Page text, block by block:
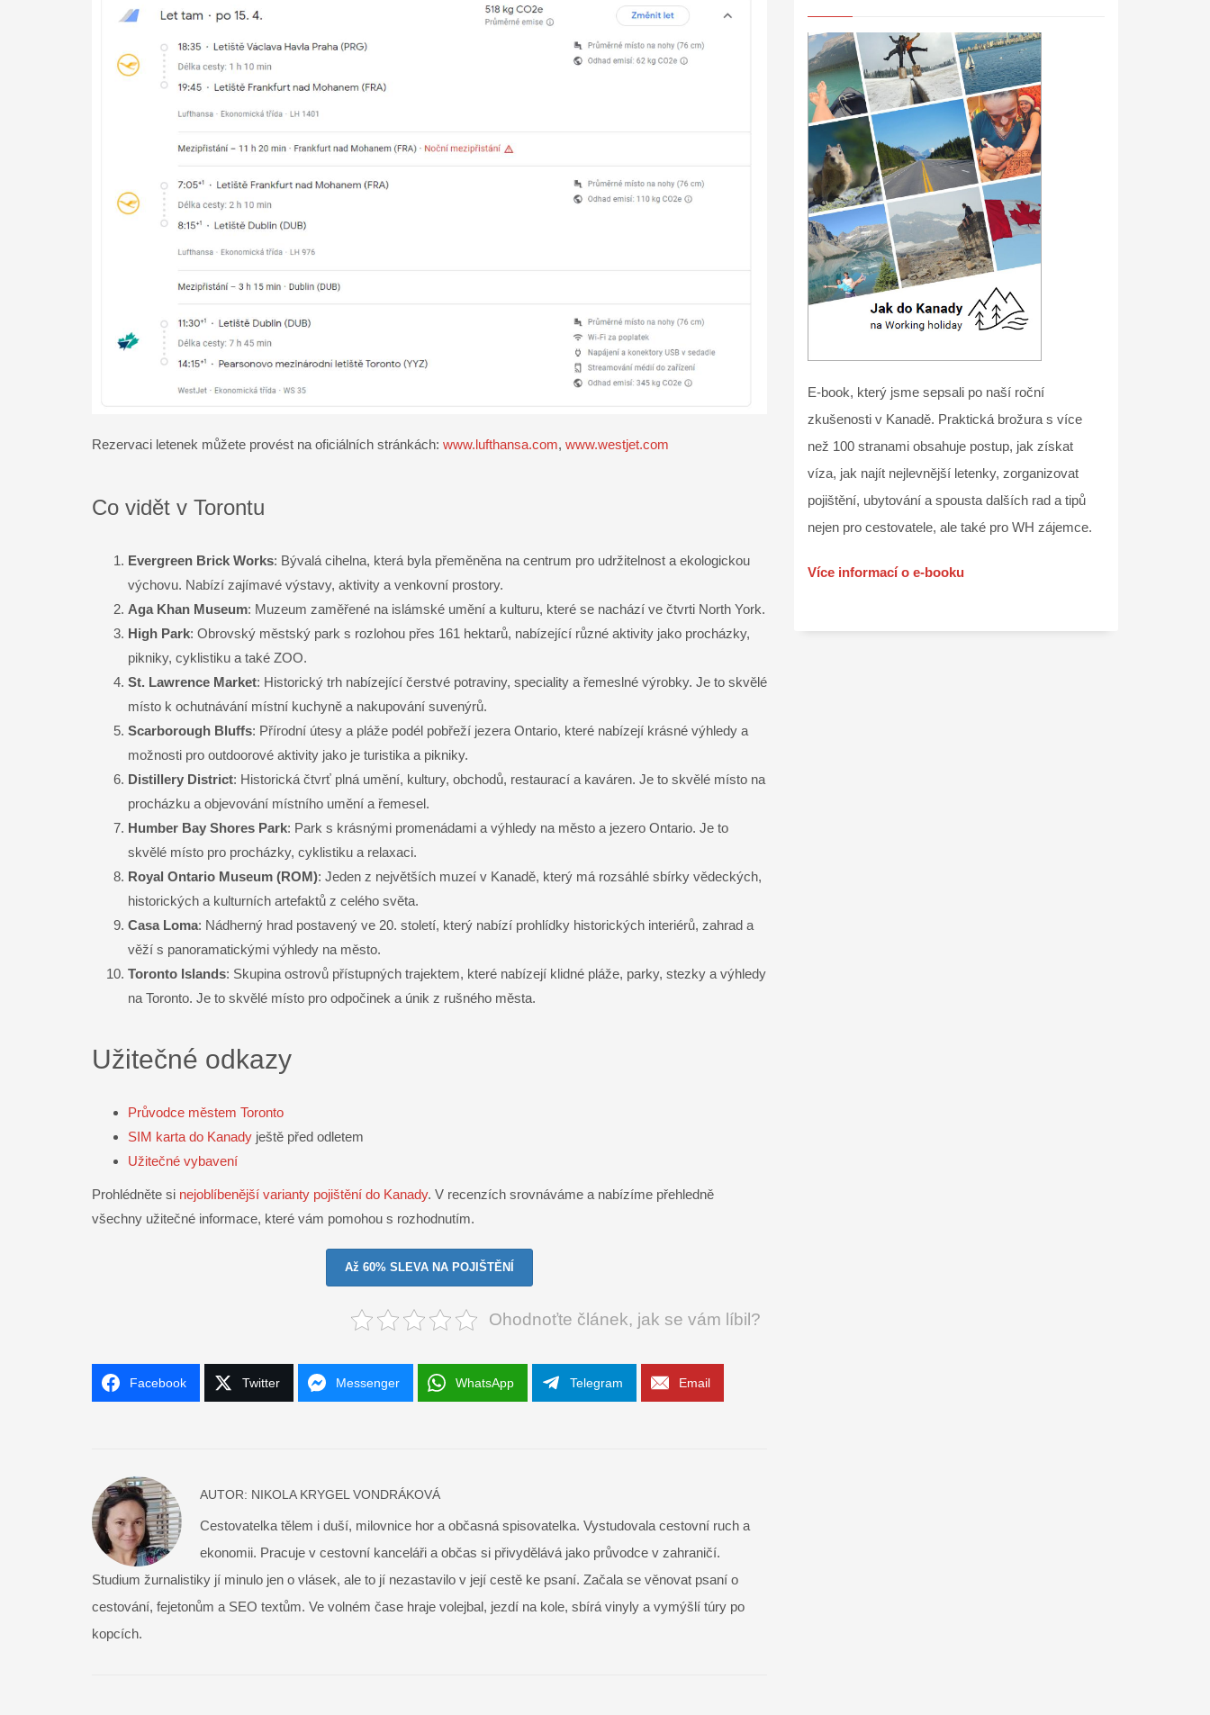
Rezervaci letenek můžete provést na oficiálních stránkách: www.lufthansa.com, www.westjet.com
Co vidět v Torontu
Evergreen Brick Works: Bývalá cihelna, která byla přeměněna na centrum pro udržitelnost a ekologickou
výchovu. Nabízí zajímavé výstavy, aktivity a venkovní prostory.
Aga Khan Museum: Muzeum zaměřené na islámské umění a kulturu, které se nachází ve čtvrti North York.
High Park: Obrovský městský park s rozlohou přes 161 hektarů, nabízející různé aktivity jako procházky,
pikniky, cyklistiku a také ZOO.
St. Lawrence Market: Historický trh nabízející čerstvé potraviny, speciality a řemeslné výrobky. Je to skvělé
místo k ochutnávání místní kuchyně a nakupování suvenýrů.
Scarborough Bluffs: Přírodní útesy a pláže podél pobřeží jezera Ontario, které nabízejí krásné výhledy a
možnosti pro outdoorové aktivity jako je turistika a pikniky.
Distillery District: Historická čtvrť plná umění, kultury, obchodů, restaurací a kaváren. Je to skvělé místo na
procházku a objevování místního umění a řemesel.
Humber Bay Shores Park: Park s krásnými promenádami a výhledy na město a jezero Ontario. Je to
skvělé místo pro procházky, cyklistiku a relaxaci.
Royal Ontario Museum (ROM): Jeden z největších muzeí v Kanadě, který má rozsáhlé sbírky vědeckých,
historických a kulturních artefaktů z celého světa.
Casa Loma: Nádherný hrad postavený ve 20. století, který nabízí prohlídky historických interiérů, zahrad a
věží s panoramatickými výhledy na město.
Toronto Islands: Skupina ostrovů přístupných trajektem, které nabízejí klidné pláže, parky, stezky a výhledy
na Toronto. Je to skvělé místo pro odpočinek a únik z rušného města.
Užitečné odkazy
Průvodce městem Toronto
SIM karta do Kanady ještě před odletem
Užitečné vybavení
Prohlédněte si nejoblíbenější varianty pojištění do Kanady. V recenzích srovnáváme a nabízíme přehledně
všechny užitečné informace, které vám pomohou s rozhodnutím.
Až 60% SLEVA NA POJIŠTĚNÍ
Ohodnoťte článek, jak se vám líbil?
Facebook Twitter Messenger WhatsApp Telegram Email
AUTOR: NIKOLA KRYGEL VONDRÁKOVÁ
Cestovatelka tělem i duší, milovnice hor a občasná spisovatelka. Vystudovala cestovní ruch a
ekonomii. Pracuje v cestovní kanceláři a občas si přivydělává jako průvodce v zahraničí.
Studium žurnalistiky jí minulo jen o vlásek, ale to jí nezastavilo v její cestě ke psaní. Začala se věnovat psaní o
cestování, fejetonům a SEO textům. Ve volném čase hraje volejbal, jezdí na kole, sbírá vinyly a vymýšlí túry po
kopcích.
E-book, který jsme sepsali po naší roční
zkušenosti v Kanadě. Praktická brožura s více
než 100 stranami obsahuje postup, jak získat
víza, jak najít nejlevnější letenky, zorganizovat
pojištění, ubytování a spousta dalších rad a tipů
nejen pro cestovatele, ale také pro WH zájemce.
Více informací o e-booku